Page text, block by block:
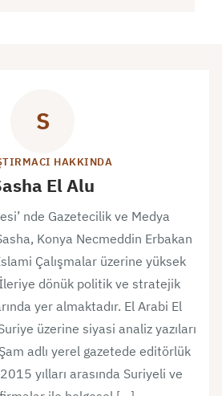
S
HAKKINDA
El Alu
nde Gazetecilik ve Medya
Konya Necmeddin Erbakan
Çalışmalar üzerine yüksek
dönük politik ve stratejik
yer almaktadır. El Arabi El
üzerine siyasi analiz yazıları
adlı yerel gazetede editörlük
yılları arasında Suriyeli ve